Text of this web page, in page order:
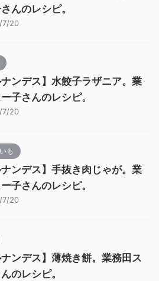
んのレシピ。
7/20
ナンデス】水餃子ラザニア。業
子さんのレシピ。
7/20
も
ナンデス】手抜き肉じゃが。業
子さんのレシピ。
7/20
ナンデス】薄焼き餅。業務田ス
のレシピ。